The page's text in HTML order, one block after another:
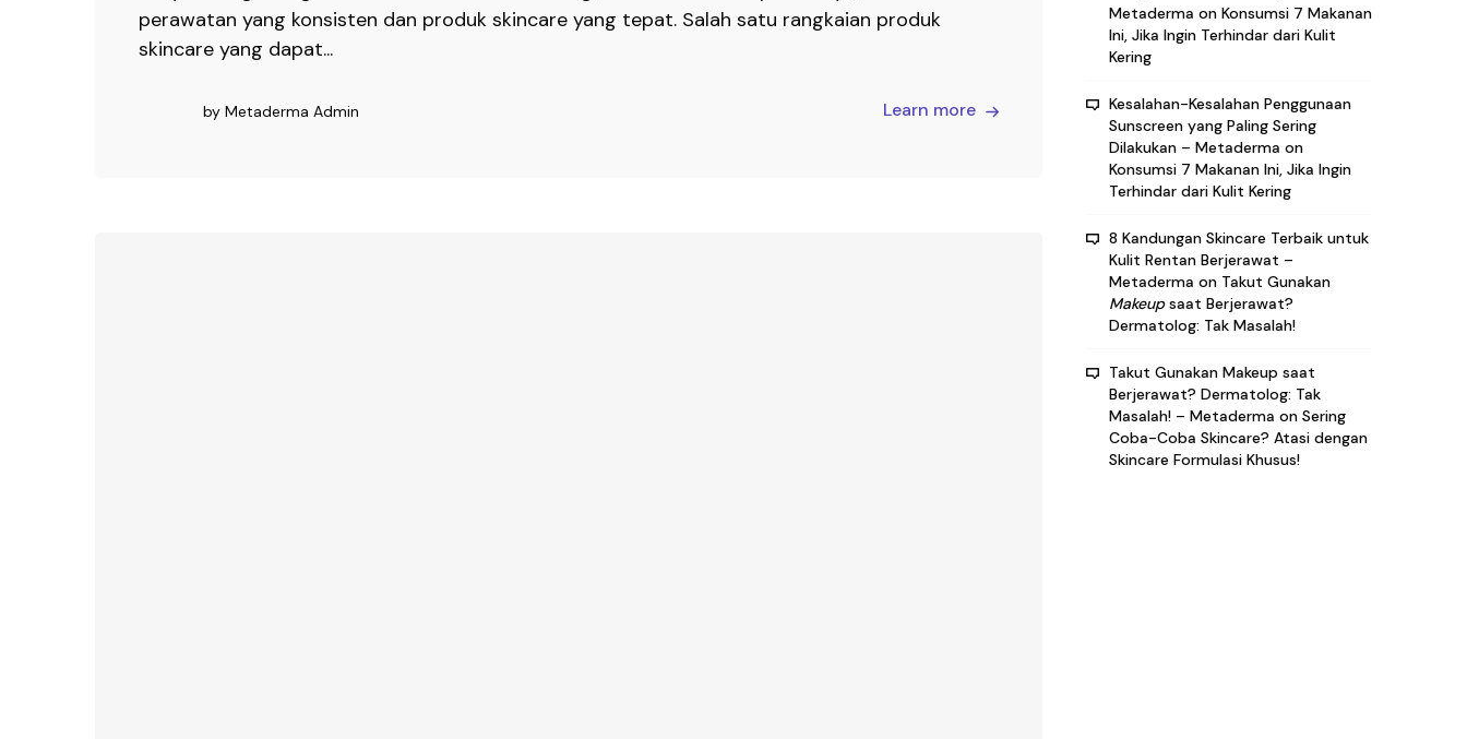
perawatan yang konsisten dan produk skincare yang tepat. Salah satu rangkaian produk
skincare yang dapat...
Learn more
by Metaderma Admin
Metaderma on Konsumsi 7 Makanan
Ini, Jika Ingin Terhindar dari Kulit
Kering
Kesalahan-Kesalahan Penggunaan
Sunscreen yang Paling Sering
Dilakukan – Metaderma on
Konsumsi 7 Makanan Ini, Jika Ingin
Terhindar dari Kulit Kering
8 Kandungan Skincare Terbaik untuk
Kulit Rentan Berjerawat –
Metaderma on Takut Gunakan
Makeupsaat Berjerawat?
Dermatolog: Tak Masalah!
Takut Gunakan Makeup saat
Berjerawat? Dermatolog: Tak
Masalah! – Metaderma on Sering
Coba-Coba Skincare? Atasi dengan
Skincare Formulasi Khusus!